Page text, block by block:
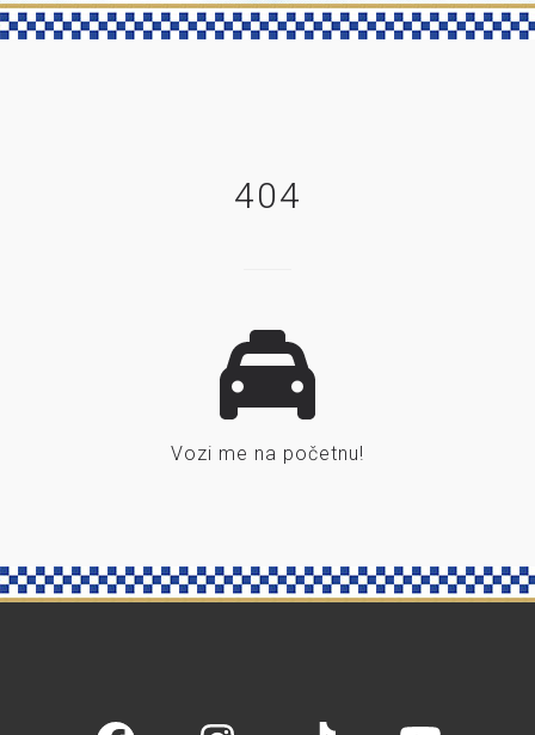
404
Vozi me na početnu!